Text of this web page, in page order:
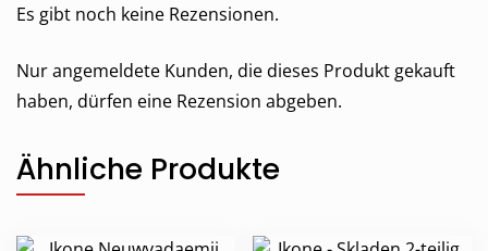
Es gibt noch keine Rezensionen.
Nur angemeldete Kunden, die dieses Produkt gekauft
haben, dürfen eine Rezension abgeben.
Ähnliche Produkte